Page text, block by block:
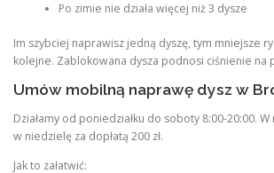
Po zimie nie działa więcej niż 3 dysze
Im szybciej naprawisz jedną dyszę, tym mniejsze
kolejne. Zablokowana dysza podnosi ciśnienie na
Umów mobilną naprawę dysz w
Działamy od poniedziałku do soboty 8:00-20:00. W
w niedzielę za dopłatą 200 zł.
Jak to załatwić: